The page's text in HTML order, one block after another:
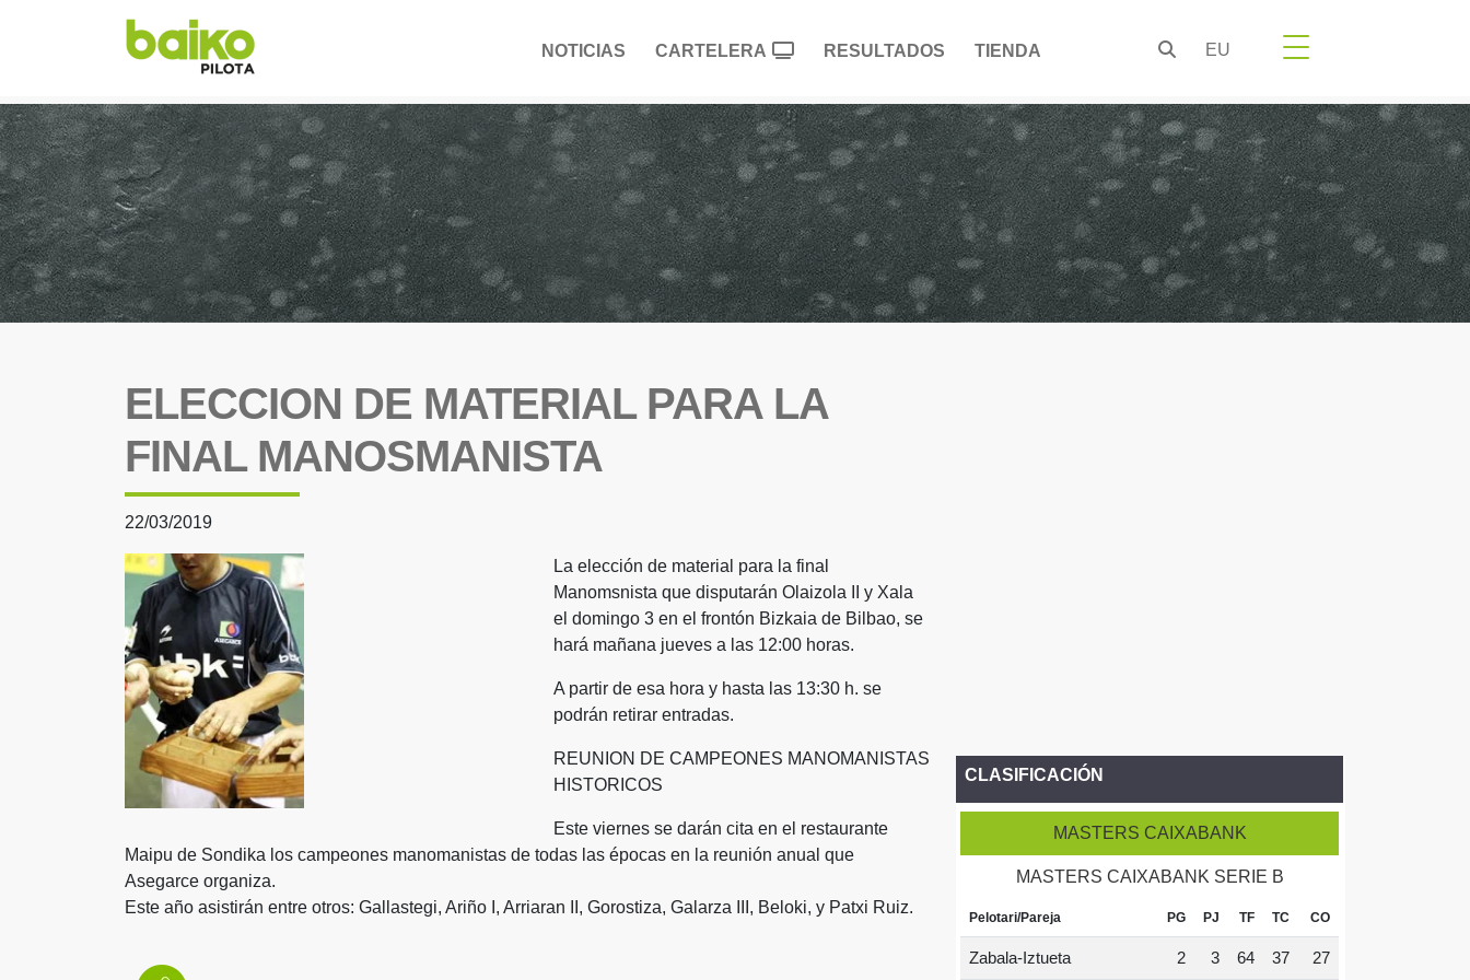
NOTICIAS CARTELERA RESULTADOS TIENDA EU
ELECCION DE MATERIAL PARA LA
FINAL MANOSMANISTA
22/03/2019
La elección de material para la final
Manomsnista que disputarán Olaizola II y Xala
el domingo 3 en el frontón Bizkaia de Bilbao, se
hará mañana jueves a las 12:00 horas.
A partir de esa hora y hasta las 13:30 h. se
podrán retirar entradas.
REUNION DE CAMPEONES MANOMANISTAS
HISTORICOS
Este viernes se darán cita en el restaurante
Maipu de Sondika los campeones manomanistas de todas las épocas en la reunión anual que
Asegarce organiza.
Este año asistirán entre otros: Gallastegi, Ariño I, Arriaran II, Gorostiza, Galarza III, Beloki, y Patxi Ruiz.
CLASIFICACIÓN
MASTERS CAIXABANK
MASTERS CAIXABANK SERIE B
Pelotari/Pareja PG PJ TF TC CO
Zabala-Iztueta 2 3 64 37 27